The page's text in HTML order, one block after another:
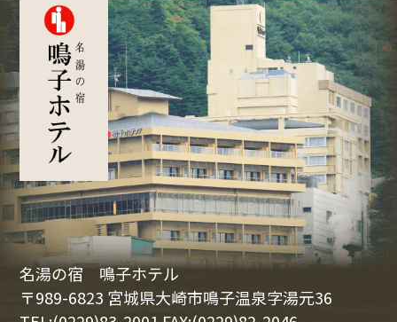
名湯の宿 鳴子ホテル
〒989-6823 宮城県大崎市鳴子温泉字湯元36